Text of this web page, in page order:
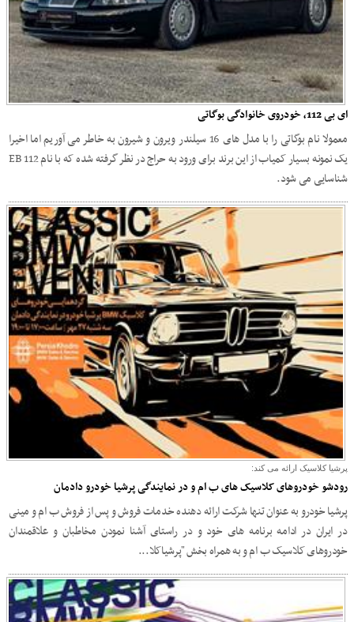
ای بی 112، خودروی خانوادگی بوگاتی
معمولا نام بوگاتی را با مدل های 16 سیلندر ویرون و شیرون به خاطر می آوریم اما اخیرا
یک نمونه بسیار کمیاب از این برند برای ورود به حراج در نظر گرفته شده که با نام EB 112
شناسایی می شود.
پرشیا کلاسیک ارائه می کند:
رودشو خودروهای کلاسیک های ب ام و در نمایندگی پرشیا خودرو دادمان
پرشیا خودرو به عنوان تنها شرکت ارائه دهنده خدمات فروش و پس از فروش ب ام و مینی
در ایران در ادامه برنامه های خود و در راستای آشنا نمودن مخاطبان و علاقمندان
خودروهای کلاسیک ب ام و به همراه بخش "پرشیاکلا...